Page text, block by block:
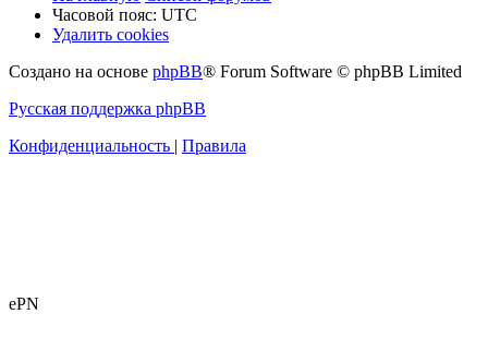
Часовой пояс: UTC
Удалить cookies
Создано на основе phpBB® Forum Software © phpBB Limited
Русская поддержка phpBB
Конфиденциальность | Правила
ePN